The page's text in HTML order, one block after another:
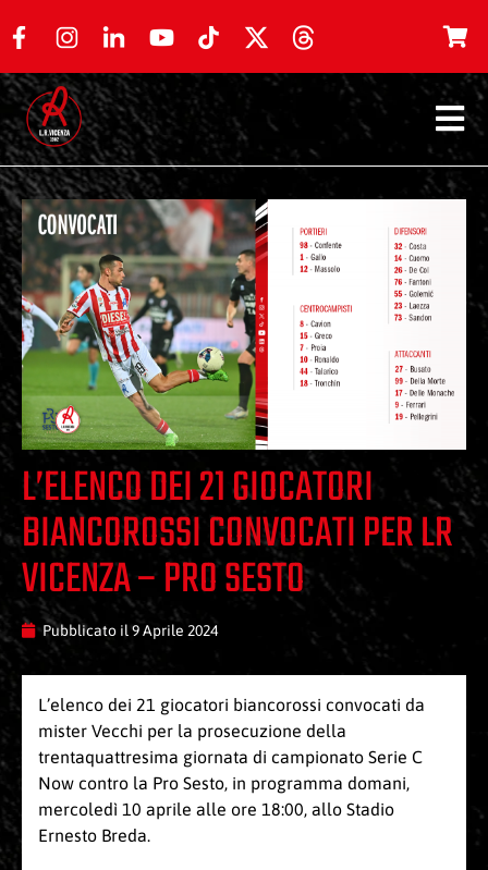
L’ELENCO DEI 21 GIOCATORI
BIANCOROSSI CONVOCATI PER LR
VICENZA – PRO SESTO
Pubblicato il 9 Aprile 2024
L’elenco dei 21 giocatori biancorossi convocati da
mister Vecchi per la prosecuzione della
trentaquattresima giornata di campionato Serie C
Now contro la Pro Sesto, in programma domani,
mercoledì 10 aprile alle ore 18:00, allo Stadio
Ernesto Breda.